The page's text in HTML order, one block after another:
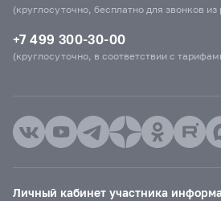
(круглосуточно, бесплатно для звонков
+7 499 300-30-00
(круглосуточно, в соответствии с
Личный кабинет участника